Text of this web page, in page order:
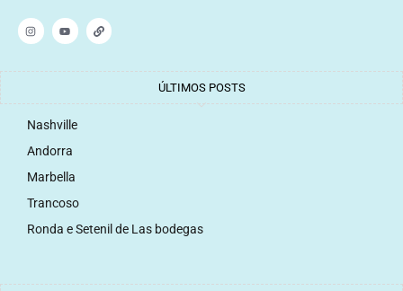
ÚLTIMOS POSTS
Nashville
Andorra
Marbella
Trancoso
Ronda e Setenil de Las bodegas